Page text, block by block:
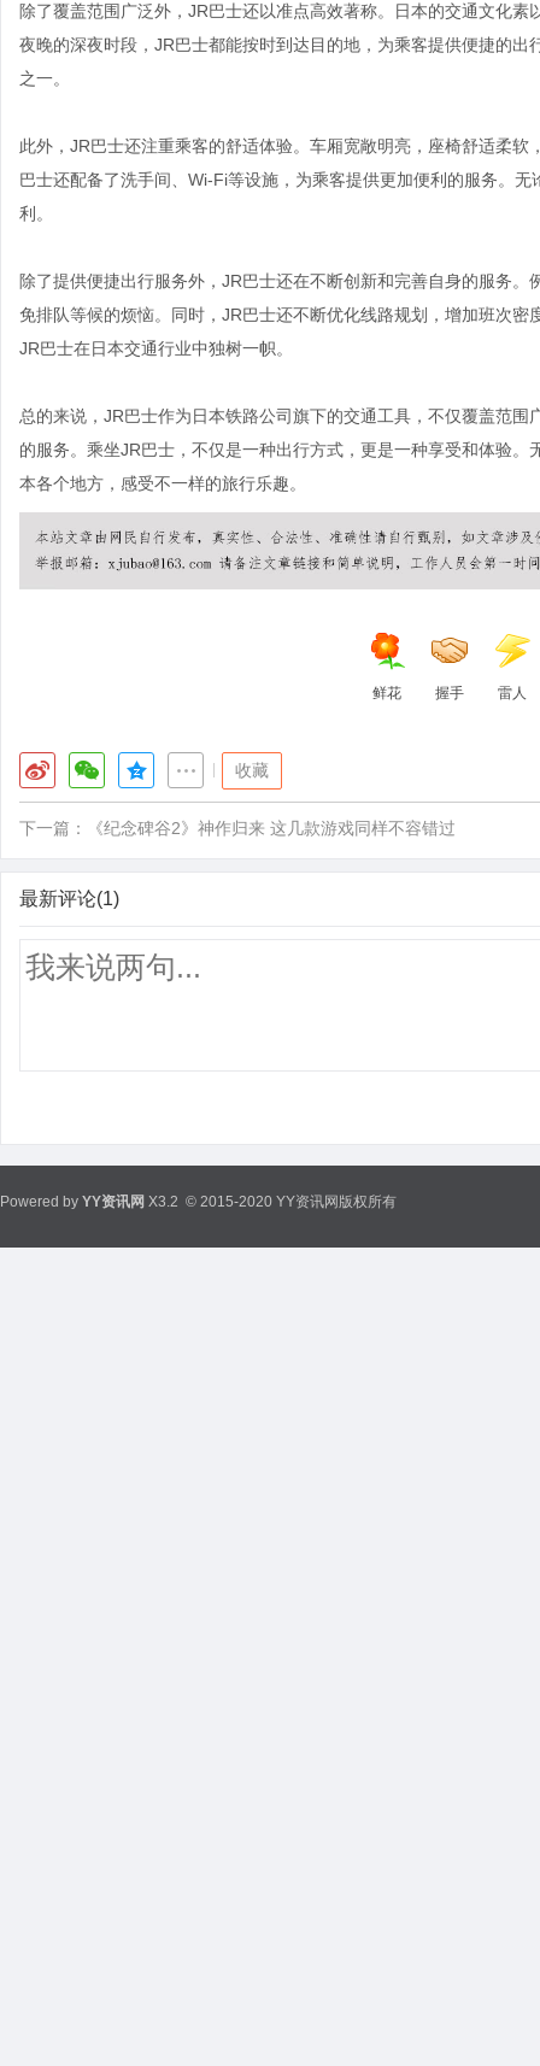
除了覆盖范围广泛外，JR巴士还以准点高效著称。日本的交通文化
夜晚的深夜时段，JR巴士都能按时到达目的地，为乘客提供便捷的
之一。
此外，JR巴士还注重乘客的舒适体验。车厢宽敞明亮，座椅舒适柔
巴士还配备了洗手间、Wi-Fi等设施，为乘客提供更加便利的服务。
利。
除了提供便捷出行服务外，JR巴士还在不断创新和完善自身的服务
免排队等候的烦恼。同时，JR巴士还不断优化线路规划，增加班次
JR巴士在日本交通行业中独树一帜。
总的来说，JR巴士作为日本铁路公司旗下的交通工具，不仅覆盖范
的服务。乘坐JR巴士，不仅是一种出行方式，更是一种享受和体验
本各个地方，感受不一样的旅行乐趣。
鲜花 握手 雷人
收藏
下一篇： 《纪念碑谷2》神作归来 这几款游戏同样不容错过
最新评论(1)
Powered by YY资讯网 X3.2 © 2015-2020 YY资讯网版权所有